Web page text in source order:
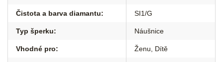
Čistota a barva diamantu: SI1/G
Typ šperku: Náušnice
Vhodné pro: Ženu Dítě